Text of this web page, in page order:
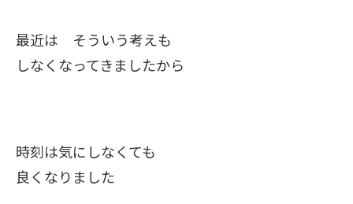
最近は そういう考えも
しなくなってきましたから
時刻は気にしなくても
良くなりました